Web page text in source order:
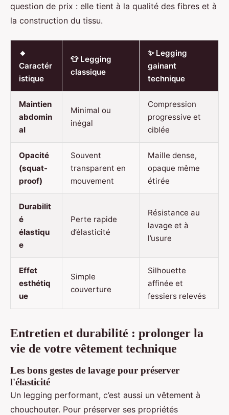
question de prix : elle tient à la qualité des fibres et à
la construction du tissu.
🔹
Caractér
istique
👕 Legging
classique
✨ Legging
gainant
technique
Maintien
abdomin
al
Minimal ou
inégal
Compression
progressive et
ciblée
Opacité
(squat-
proof)
Souvent
transparent en
mouvement
Maille dense,
opaque même
étirée
Durabilit
é
élastiqu
e
Perte rapide
d’élasticité
Résistance au
lavage et à
l’usure
Effet
esthétiq
ue
Simple
couverture
Silhouette
affinée et
fessiers relevés
Entretien et durabilité : prolonger la
vie de votre vêtement technique
Les bons gestes de lavage pour préserver
l'élasticité
Un legging performant, c’est aussi un vêtement à
chouchouter. Pour préserver ses propriétés